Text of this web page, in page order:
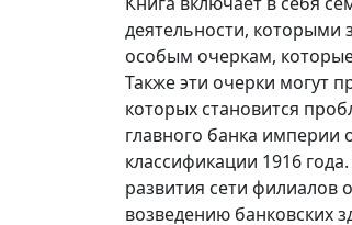
деятельности, которыми
особым очеркам,
Также эти очерки могут
которых становится
главного банка империи
классификации 1916
развития сети филиалов
возведению банковских